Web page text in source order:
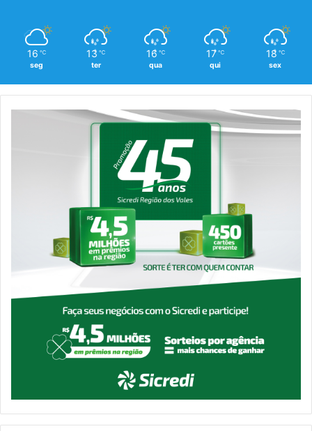
16 ℃
seg
13 ℃
ter
16 ℃
qua
17 ℃
qui
18 ℃
sex